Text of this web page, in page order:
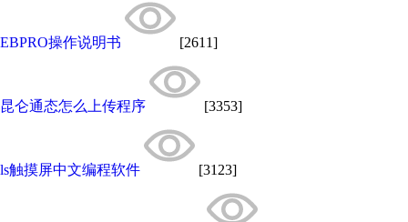
EBPRO操作说明书 [2611]
昆仑通态怎么上传程序 [3353]
ls触摸屏中文编程软件 [3123]